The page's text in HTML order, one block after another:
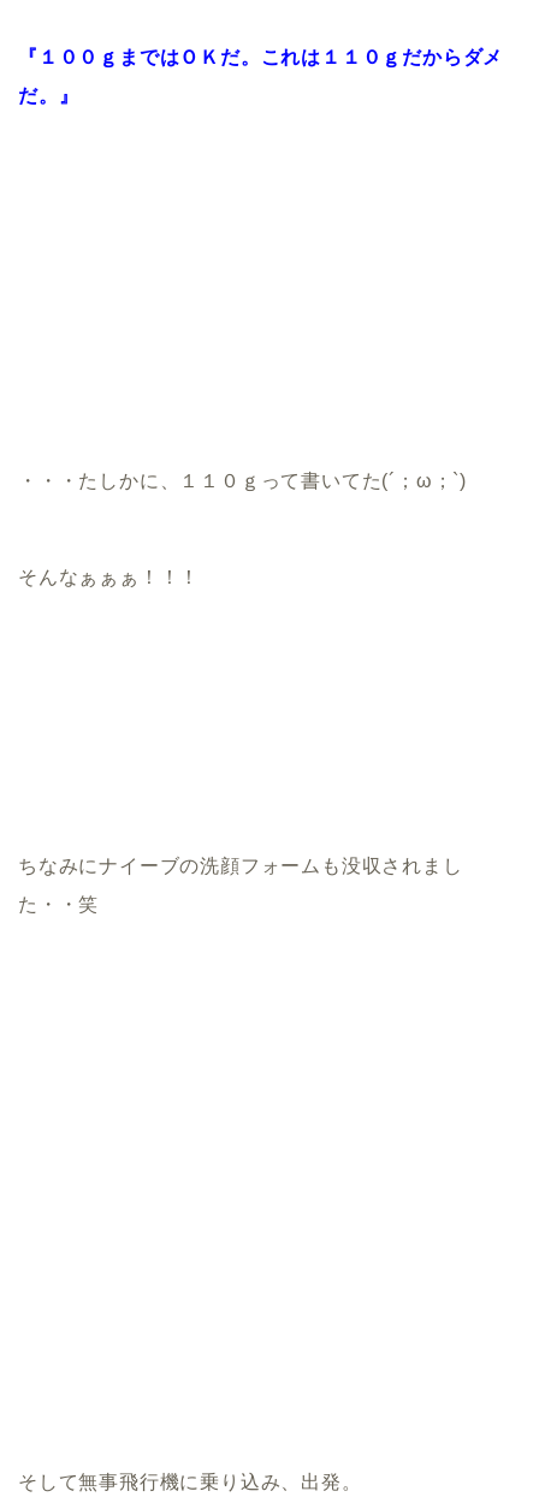
『１００ｇまではＯＫだ。これは１１０ｇだからダメ
だ。』
・・・たしかに、１１０ｇって書いてた(´；ω；`)
そんなぁぁぁ！！！
ちなみにナイーブの洗顔フォームも没収されまし
た・・笑
そして無事飛行機に乗り込み、出発。